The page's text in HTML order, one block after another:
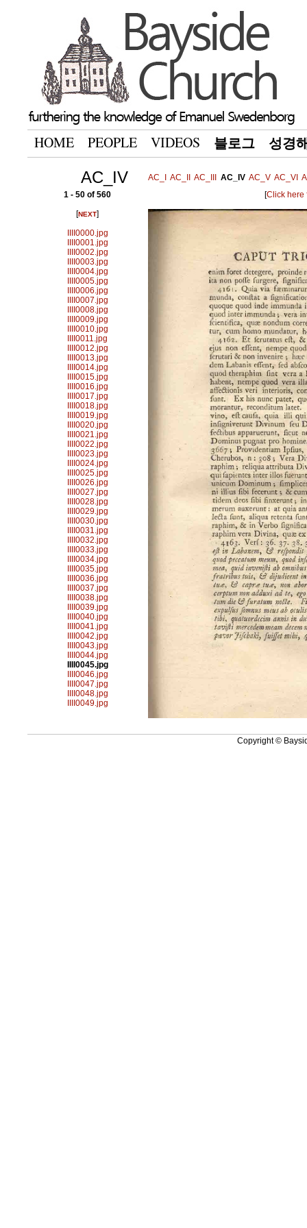
HOME PEOPLE VIDEOS 블로그 성경
AC_IV AC_I AC_II AC_III AC_IV AC_V AC_VI
1 - 50 of 560
[NEXT]
IIII0000.jpg
IIII0001.jpg
IIII0002.jpg
IIII0003.jpg
IIII0004.jpg
IIII0005.jpg
IIII0006.jpg
IIII0007.jpg
IIII0008.jpg
IIII0009.jpg
IIII0010.jpg
IIII0011.jpg
IIII0012.jpg
IIII0013.jpg
IIII0014.jpg
IIII0015.jpg
IIII0016.jpg
IIII0017.jpg
IIII0018.jpg
IIII0019.jpg
IIII0020.jpg
IIII0021.jpg
IIII0022.jpg
IIII0023.jpg
IIII0024.jpg
IIII0025.jpg
IIII0026.jpg
IIII0027.jpg
IIII0028.jpg
IIII0029.jpg
IIII0030.jpg
IIII0031.jpg
IIII0032.jpg
IIII0033.jpg
IIII0034.jpg
IIII0035.jpg
IIII0036.jpg
IIII0037.jpg
IIII0038.jpg
IIII0039.jpg
IIII0040.jpg
IIII0041.jpg
IIII0042.jpg
IIII0043.jpg
IIII0044.jpg
IIII0045.jpg
IIII0046.jpg
IIII0047.jpg
IIII0048.jpg
IIII0049.jpg
[Click here
Copyright ©